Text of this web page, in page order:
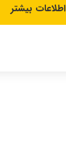
اطلاعات بیشتر